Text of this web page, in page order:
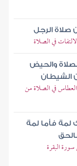
الرجل
في الصلاة
والحيض
الشيطان
في الصلاة من
لمة فأما لمة
البقرة